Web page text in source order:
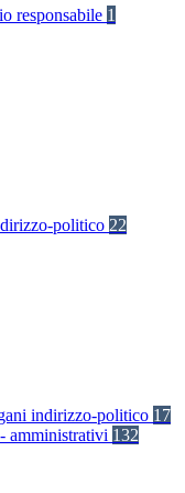
responsabile 1
politico 22
indirizzo-politico 17
amministrativi 132